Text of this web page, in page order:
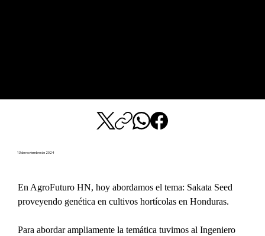
13 de noviembre de 2024
En AgroFuturo HN, hoy abordamos el tema: Sakata Seed
proveyendo genética en cultivos hortícolas en Honduras.
Para abordar ampliamente la temática tuvimos al Ingeniero